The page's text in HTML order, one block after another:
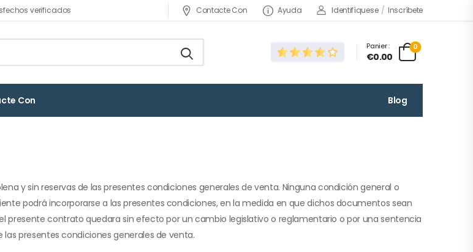
verificados Contacte Con Ayuda Identifíquese / Inscríbete
Panier :
€0.00
0
Con Blog
y sin reservas de las presentes condiciones generales de venta. Ninguna condición general o
podrá incorporarse a las presentes condiciones, en la medida en que dichos documentos sean
presente contrato quedara sin efecto por un cambio legislativo o reglamentario o por una sentencia
presentes condiciones generales de venta.